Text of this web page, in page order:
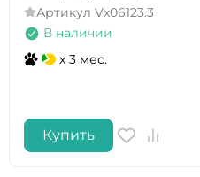
Артикул Vx06123.3
В наличии
x 3 мес.
Купить